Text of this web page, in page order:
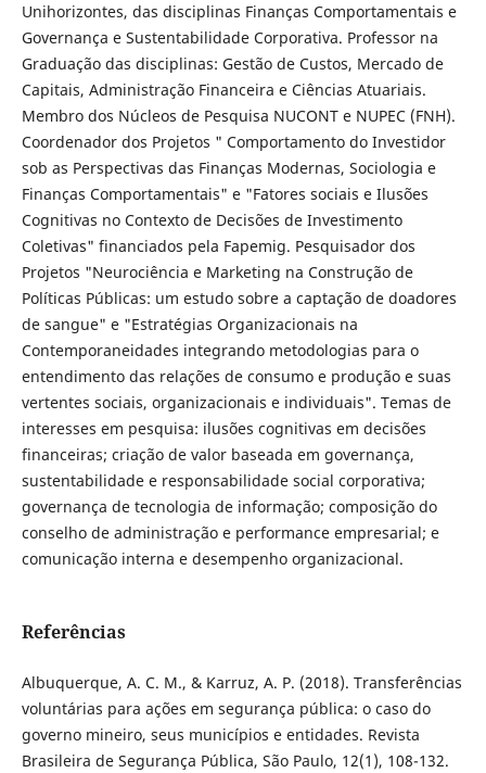
Unihorizontes, das disciplinas Finanças Comportamentais e
Governança e Sustentabilidade Corporativa. Professor na
Graduação das disciplinas: Gestão de Custos, Mercado de
Capitais, Administração Financeira e Ciências Atuariais.
Membro dos Núcleos de Pesquisa NUCONT e NUPEC (FNH).
Coordenador dos Projetos " Comportamento do Investidor
sob as Perspectivas das Finanças Modernas, Sociologia e
Finanças Comportamentais" e "Fatores sociais e Ilusões
Cognitivas no Contexto de Decisões de Investimento
Coletivas" financiados pela Fapemig. Pesquisador dos
Projetos "Neurociência e Marketing na Construção de
Políticas Públicas: um estudo sobre a captação de doadores
de sangue" e "Estratégias Organizacionais na
Contemporaneidades integrando metodologias para o
entendimento das relações de consumo e produção e suas
vertentes sociais, organizacionais e individuais". Temas de
interesses em pesquisa: ilusões cognitivas em decisões
financeiras; criação de valor baseada em governança,
sustentabilidade e responsabilidade social corporativa;
governança de tecnologia de informação; composição do
conselho de administração e performance empresarial; e
comunicação interna e desempenho organizacional.
Referências
Albuquerque, A. C. M., & Karruz, A. P. (2018). Transferências
voluntárias para ações em segurança pública: o caso do
governo mineiro, seus municípios e entidades. Revista
Brasileira de Segurança Pública, São Paulo, 12(1), 108-132.